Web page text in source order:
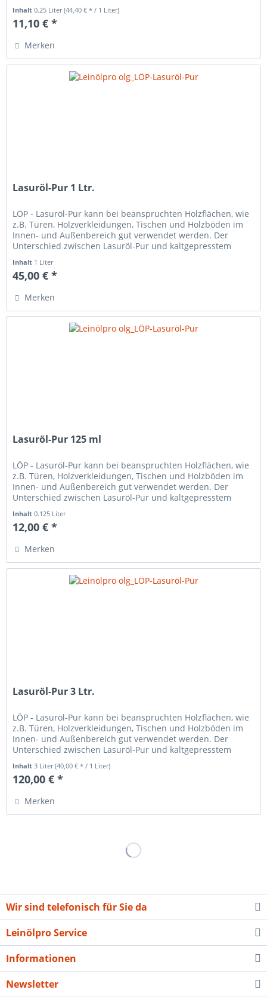
Inhalt0.25 Liter(44,40 € * / 1 Liter)
11,10 € *
Merken
Lasuröl-Pur 1 Ltr.
LÖP - Lasuröl-Pur kann bei beanspruchten Holzflächen, wie
z.B. Türen, Holzverkleidungen, Tischen und Holzböden im
Innen- und Außenbereich gut verwendet werden. Der
Unterschied zwischen Lasuröl-Pur und kaltgepresstem
Inhalt 1 Liter
45,00 € *
Merken
Lasuröl-Pur 125 ml
LÖP - Lasuröl-Pur kann bei beanspruchten Holzflächen, wie
z.B. Türen, Holzverkleidungen, Tischen und Holzböden im
Innen- und Außenbereich gut verwendet werden. Der
Unterschied zwischen Lasuröl-Pur und kaltgepresstem
Inhalt0.125 Liter
12,00 € *
Merken
Lasuröl-Pur 3 Ltr.
LÖP - Lasuröl-Pur kann bei beanspruchten Holzflächen, wie
z.B. Türen, Holzverkleidungen, Tischen und Holzböden im
Innen- und Außenbereich gut verwendet werden. Der
Unterschied zwischen Lasuröl-Pur und kaltgepresstem
Inhalt3 Liter(40,00 € * / 1 Liter)
120,00 € *
Merken
Wir sind telefonisch für Sie da
Leinölpro Service
Informationen
Newsletter